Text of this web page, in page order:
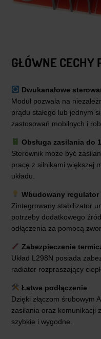
GŁÓWNE CECHY
Dwukanałowe
Moduł pozwala na
prądu stałego lub jednym
zastosowań mobilnych i
Obsługa zasilania do
Sterownik może być
pracę z silnikami większej
układu.
Wbudowany regulator
Zintegrowany stabilizator
potrzeby dodatkowego
odłączenia za pomocą
Zabezpieczenie
Układ L298N posiada
radiator rozpraszający
Łatwe podłączenie
Dzięki złączom śrubowym
zasilania oraz komunikacji
szybkie i wygodne.